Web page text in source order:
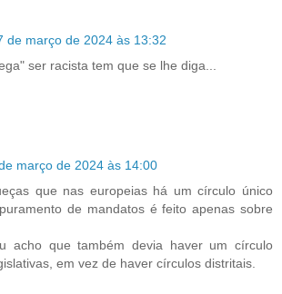
de março de 2024 às 13:32
ser racista tem que se lhe diga...
março de 2024 às 14:00
que nas europeias há um círculo único
de mandatos é feito apenas sobre
acho que também devia haver um círculo
em vez de haver círculos distritais.